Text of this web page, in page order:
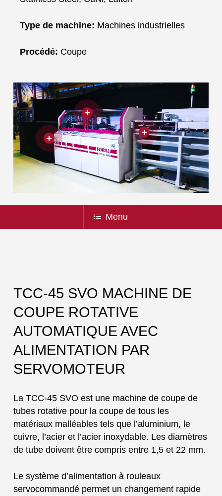
Type de machine: Machines industrielles
Procédé: Coupe
Menu
TCC-45 SVO MACHINE DE
COUPE ROTATIVE
AUTOMATIQUE AVEC
ALIMENTATION PAR
SERVOMOTEUR
La TCC-45 SVO est une machine de coupe de
tubes rotative pour la coupe de tous les
matériaux malléables tels que l’aluminium, le
cuivre, l’acier et l’acier inoxydable. Les diamètres
de tube doivent être compris entre 1,5 et 22 mm.
Le système d’alimentation à rouleaux
servocommandé permet un changement rapide